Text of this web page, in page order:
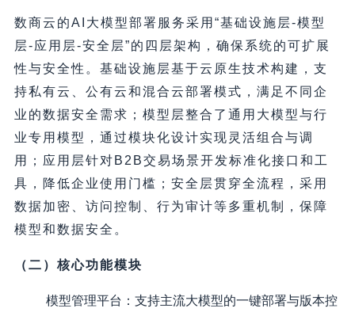
数商云的AI大模型部署服务采用“基础设施层-模型
层-应用层-安全层”的四层架构，确保系统的可扩展
性与安全性。基础设施层基于云原生技术构建，支
持私有云、公有云和混合云部署模式，满足不同企
业的数据安全需求；模型层整合了通用大模型与行
业专用模型，通过模块化设计实现灵活组合与调
用；应用层针对B2B交易场景开发标准化接口和工
具，降低企业使用门槛；安全层贯穿全流程，采用
数据加密、访问控制、行为审计等多重机制，保障
模型和数据安全。
（二）核心功能模块
模型管理平台：支持主流大模型的一键部署与版本控